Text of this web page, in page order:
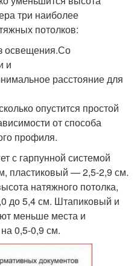
три наиболее
потолков:
освещения.Со
и
расстояние для
опустится простой
от способа
профиля.
с гарпунной системой
пластиковый — 2,5-2,9 см.
натяжного потолка,
до 5,4 см. Штапиковый и
меньше места и
0,5-0,9 см.